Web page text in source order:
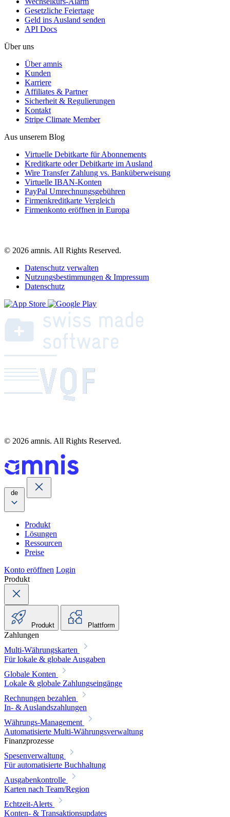
Gesetzliche Feiertage
Geld ins Ausland senden
API Docs
Über uns
Über amnis
Kunden
Karriere
Affiliates & Partner
Sicherheit & Regulierungen
Kontakt
Stripe Climate Member
Aus unserem Blog
Virtuelle Debitkarte für Abonnements
Kreditkarte oder Debitkarte im Ausland
Wire Transfer Zahlung vs. Banküberweisung
Virtuelle IBAN-Konten
PayPal Umrechnungsgebühren
Firmenkreditkarte Vergleich
Firmenkonto eröffnen in Europa
© 2026 amnis. All Rights Reserved.
Datenschutz verwalten
Nutzungsbestimmungen & Impressum
Datenschutz
© 2026 amnis. All Rights Reserved.
de
Produkt
Lösungen
Ressourcen
Preise
Konto eröffnen Login
Produkt
Produkt Plattform
Zahlungen
Multi-Währungskarten
Für lokale & globale Ausgaben
Globale Konten
Lokale & globale Zahlungseingänge
Rechnungen bezahlen
In- & Auslandszahlungen
Währungs-Management
Automatisierte Multi-Währungsverwaltung
Finanzprozesse
Spesenverwaltung
Für automatisierte Buchhaltung
Ausgabenkontrolle
Karten nach Team/Region
Echtzeit-Alerts
Konten- & Transaktionsupdates